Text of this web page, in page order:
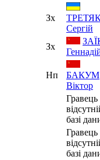
Зх
Сергій
Зх
Нп
БАКУМ
Віктор
Гравець
базі
Гравець
базі